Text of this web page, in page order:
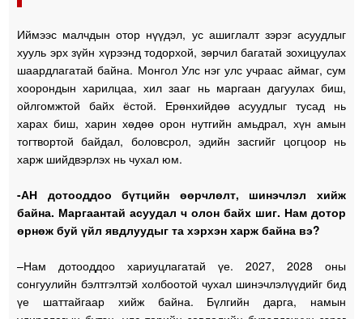
Иймээс малч­дын отор нүүдэл, ус ашиглалт зэрэг асуудлыг
хууль эрх зүйн хүрээнд тодорхой, зөрчил багатай зо­хи­цуулах
шаардлагатай байна. Монгол Улс нэг улс учраас аймаг, сум
хоорондын харилцаа, хил зааг нь мар­гаан дагуулах биш,
ойлгомжтой байх ёстой. Ерөнхийдөө асуудлыг тусад нь
харах биш, харин хөдөө орон нутгийн амьдрал, хүн амын
тогт­вортой байдал, боловсрол, эдийн засгийг цогцоор нь
харж шийдвэрлэх нь чухал юм.
-АН дотооддоо бүтцийн өөрчлөлт, шинэчлэл хийж
байна. Маргаантай асуудал ч олон байх шиг. Нам дотор
өрнөж буй үйл явдлуудыг та хэрхэн харж байна вэ?
–Нам дотооддоо хариуцлагатай үе. 2027, 2028 оны
сонгуулийн бэлтгэлтэй холбоотой чухал шинэчлэлүүдийг бид
үе шаттайгаар хийж байна. Бүлгийн дарга, намын